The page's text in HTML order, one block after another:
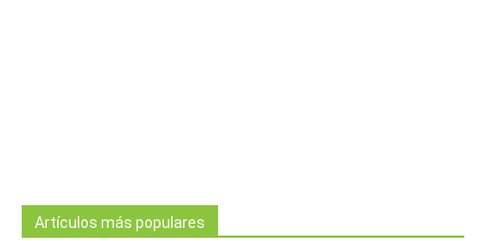
Artículos más populares